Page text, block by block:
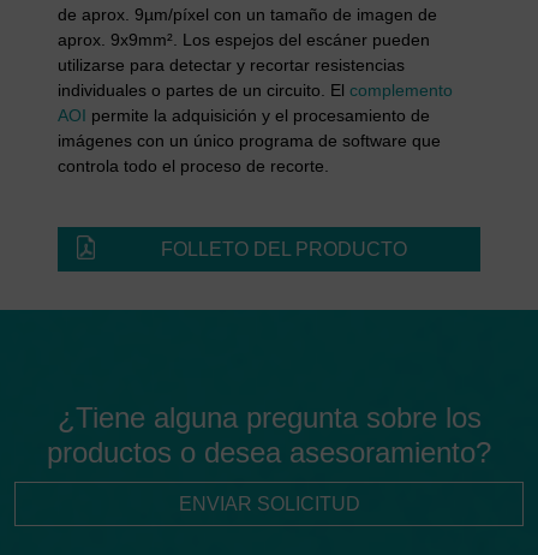
de aprox. 9µm/píxel con un tamaño de imagen de
aprox. 9x9mm². Los espejos del escáner pueden
utilizarse para detectar y recortar resistencias
individuales o partes de un circuito. El complemento
AOI permite la adquisición y el procesamiento de
imágenes con un único programa de software que
controla todo el proceso de recorte.
FOLLETO DEL PRODUCTO
¿Tiene alguna pregunta sobre los
productos o desea asesoramiento?
ENVIAR SOLICITUD